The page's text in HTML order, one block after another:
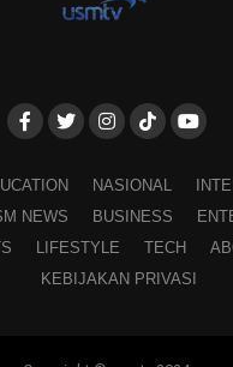
NASIONAL
NEWS BUSINESS
LIFESTYLE TECH
KEBIJAKAN PRIVASI